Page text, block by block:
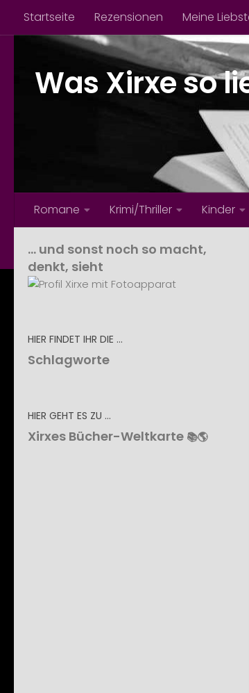
Zum Inhalt springen
Startseite Rezensionen Meine
Was Xirxe so
Romane Krimi/Thriller Kinder
… und sonst noch so macht,
denkt, sieht
HIER FINDET IHR DIE …
Schlagworte
HIER GEHT ES ZU …
Xirxes Bücher-Weltkarte 📚🌎